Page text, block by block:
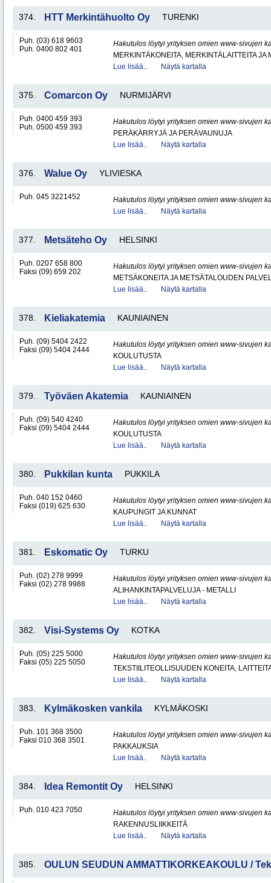
374. HTT Merkintähuolto Oy TURENKI
Puh. (03) 618 9603
Puh. 0400 802 401
Hakutulos löytyi yrityksen omien www-sivujen
MERKINTÄKONEITA, MERKINTÄLAITTEITA JA
Lue lisää..
Näytä kartalla
375. Comarcon Oy NURMIJÄRVI
Puh. 0400 459 393
Puh. 0500 459 393
Hakutulos löytyi yrityksen omien www-sivujen
PERÄKÄRRYJÄ JA PERÄVAUNUJA
Lue lisää..
Näytä kartalla
376. Walue Oy YLIVIESKA
Puh. 045 3221452
Hakutulos löytyi yrityksen omien www-sivujen
Lue lisää..
Näytä kartalla
377. Metsäteho Oy HELSINKI
Puh. 0207 658 800
Faksi (09) 659 202
Hakutulos löytyi yrityksen omien www-sivujen
METSÄKONEITA JA METSÄTALOUDEN
Lue lisää..
Näytä kartalla
378. Kieliakatemia KAUNIAINEN
Puh. (09) 5404 2422
Faksi (09) 5404 2444
Hakutulos löytyi yrityksen omien www-sivujen
KOULUTUSTA
Lue lisää..
Näytä kartalla
379. Työväen Akatemia KAUNIAINEN
Puh. (09) 540 4240
Faksi (09) 5404 2444
Hakutulos löytyi yrityksen omien www-sivujen
KOULUTUSTA
Lue lisää..
Näytä kartalla
380. Pukkilan kunta PUKKILA
Puh. 040 152 0460
Faksi (019) 625 630
Hakutulos löytyi yrityksen omien www-sivujen
KAUPUNGIT JA KUNNAT
Lue lisää..
Näytä kartalla
381. Eskomatic Oy TURKU
Puh. (02) 278 9999
Faksi (02) 278 9988
Hakutulos löytyi yrityksen omien www-sivujen
ALIHANKINTAPALVELUJA - METALLI
Lue lisää..
Näytä kartalla
382. Visi-Systems Oy KOTKA
Puh. (05) 225 5000
Faksi (05) 225 5050
Hakutulos löytyi yrityksen omien www-sivujen
TEKSTIILITEOLLISUUDEN KONEITA,
Lue lisää..
Näytä kartalla
383. Kylmäkosken vankila KYLMÄKOSKI
Puh. 101 368 3500
Faksi 010 368 3501
Hakutulos löytyi yrityksen omien www-sivujen
PAKKAUKSIA
Lue lisää..
Näytä kartalla
384. Idea Remontit Oy HELSINKI
Puh. 010 423 7050
Hakutulos löytyi yrityksen omien www-sivujen
RAKENNUSLIIKKEITÄ
Lue lisää..
Näytä kartalla
385. OULUN SEUDUN AMMATTIKORKEAKOULU /